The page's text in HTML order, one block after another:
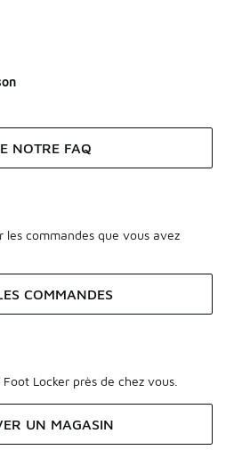
NOTRE FAQ
commandes que vous avez
COMMANDES
Locker près de chez vous.
UN MAGASIN